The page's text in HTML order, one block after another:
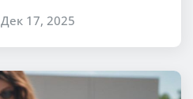
Дек 17, 2025